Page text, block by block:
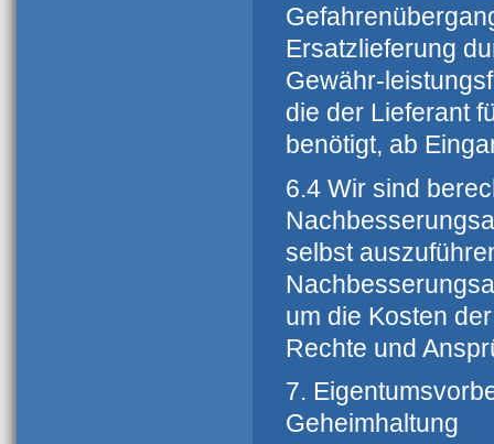
Ersatzlieferung
Gewähr-
die der Lieferant
benötigt, ab
6.4 Wir sind
selbst
um die Kosten
Rechte und
7.
Geheimhaltung